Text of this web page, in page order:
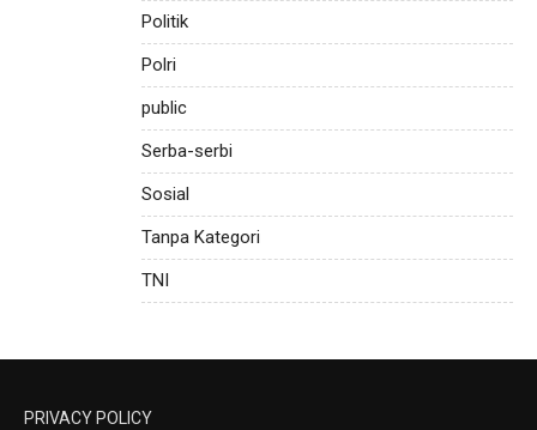
Politik
Polri
public
Serba-serbi
Sosial
Tanpa Kategori
TNI
PRIVACY POLICY